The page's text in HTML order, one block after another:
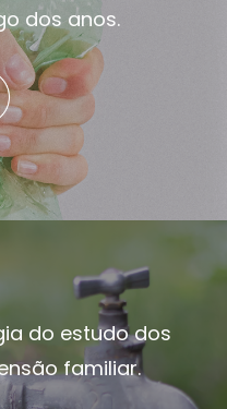
dos anos.
do estudo dos
familiar.